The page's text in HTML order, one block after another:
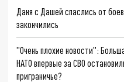
Даня с Дашей спаслись от
закончились
"Очень плохие новости":
НАТО впервые за СВО
приграничье?